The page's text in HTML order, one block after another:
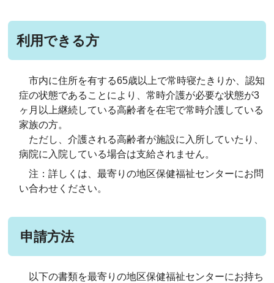
利用できる方
市内に住所を有する65歳以上で常時寝たきりか、認知
症の状態であることにより、常時介護が必要な状態が3
ヶ月以上継続している高齢者を在宅で常時介護している
家族の方。
ただし、介護される高齢者が施設に入所していたり、
病院に入院している場合は支給されません。
注：詳しくは、最寄りの地区保健福祉センターにお問
い合わせください。
申請方法
以下の書類を最寄りの地区保健福祉センターにお持ち